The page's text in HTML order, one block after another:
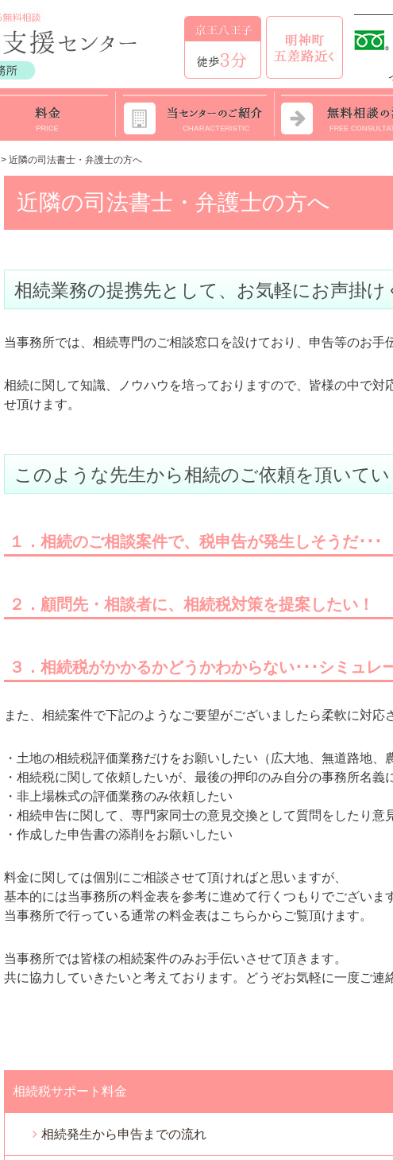
> 近隣の司法書士・弁護士の方へ
近隣の司法書士・弁護士の方へ
相続業務の提携先として、お気軽にお声掛け
当事務所では、相続専門のご相談窓口を設けており、申告等のお手
相続に関して知識、ノウハウを培っておりますので、皆様の中で対
せ頂けます。
このような先生から相続のご依頼を頂いてい
１．相続のご相談案件で、税申告が発生しそうだ･･･
２．顧問先・相談者に、相続税対策を提案したい！
３．相続税がかかるかどうかわからない･･･シミュレ
また、相続案件で下記のようなご要望がございましたら柔軟に対応
・土地の相続税評価業務だけをお願いしたい（広大地、無道路地、
・相続税に関して依頼したいが、最後の押印のみ自分の事務所名義
・非上場株式の評価業務のみ依頼したい
・相続申告に関して、専門家同士の意見交換として質問をしたり意
・作成した申告書の添削をお願いしたい
料金に関しては個別にご相談させて頂ければと思いますが、
基本的には当事務所の料金表を参考に進めて行くつもりでございま
当事務所で行っている通常の料金表はこちらからご覧頂けます。
当事務所では皆様の相続案件のみお手伝いさせて頂きます。
共に協力していきたいと考えております。どうぞお気軽に一度ご連
相続税サポート料金
相続発生から申告までの流れ